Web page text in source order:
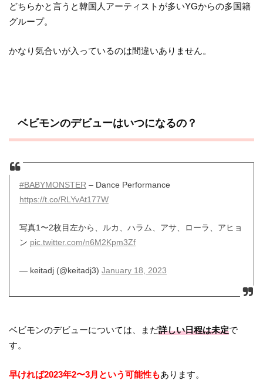
どちらかと言うと韓国人アーティストが多いYGからの多国籍
グループ。
かなり気合いが入っているのは間違いありません。
ベビモンのデビューはいつになるの？
#BABYMONSTER – Dance Performance
https://t.co/RLYvAt177W
写真1〜2枚目左から、ルカ、ハラム、アサ、ローラ、アヒョ
ン pic.twitter.com/n6M2Kpm3Zf
— keitadj (@keitadj3) January 18, 2023
ベビモンのデビューについては、まだ詳しい日程は未定で
す。
早ければ2023年2〜3月という可能性もあります。